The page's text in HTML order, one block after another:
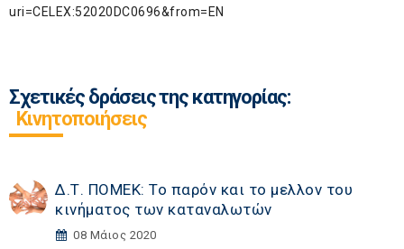
uri=CELEX:52020DC0696&from=EN
Σχετικές δράσεις της κατηγορίας:
Κινητοποιήσεις
Δ.Τ. ΠΟΜΕΚ: Το παρόν και το μελλον του
κινήματος των καταναλωτών
08 Μάιος 2020